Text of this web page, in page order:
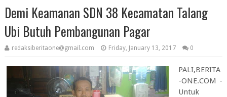
Demi Keamanan SDN 38 Kecamatan Talang
Ubi Butuh Pembangunan Pagar
redaksiberitaone@gmail.com Friday, January 13, 2017 0
PALI,BERITA
-ONE.COM -
Untuk